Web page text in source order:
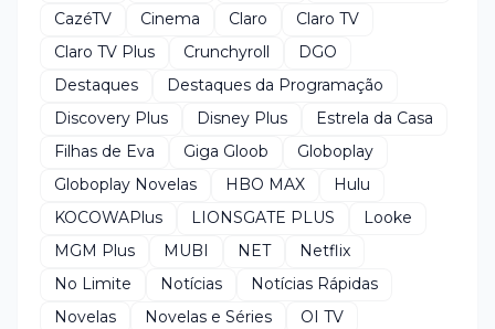
CazéTV
Cinema Claro
Claro TV
Claro TV Plus
Crunchyroll
DGO
Destaques
Destaques da Programação
Discovery Plus
Disney Plus
Estrela da Casa
Filhas de Eva
Giga Gloob
Globoplay
Globoplay Novelas
HBO MAX
Hulu
KOCOWAPlus
LIONSGATE PLUS
Looke
MGM Plus
MUBI NET
Netflix
No Limite
Notícias
Notícias Rápidas
Novelas
Novelas e Séries
OI TV